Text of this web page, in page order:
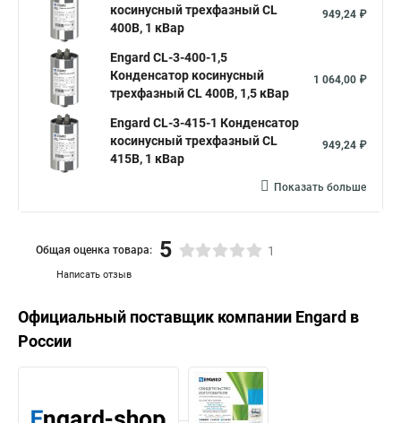
косинусный трехфазный CL
400В, 1 кВар
949,24 ₽
Engard CL-3-400-1,5
Конденсатор косинусный
трехфазный CL 400В, 1,5 кВар
1 064,00 ₽
Engard CL-3-415-1 Конденсатор
косинусный трехфазный CL
415В, 1 кВар
949,24 ₽
Показать больше
Написать отзыв
Общая оценка товара: 5 1
Официальный поставщик компании Engard в
России